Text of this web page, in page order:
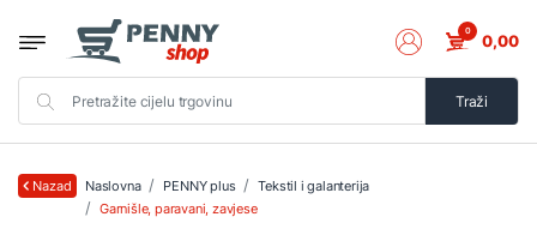
Traži
0 0,00
Nazad Naslovna PENNY plus
Tekstil i galanterija
Garnišle, paravani, zavjese